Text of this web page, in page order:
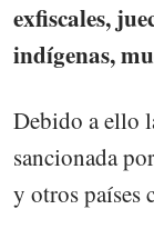
exfiscales,
indígenas,
Debido a ello
sancionada
y otros países